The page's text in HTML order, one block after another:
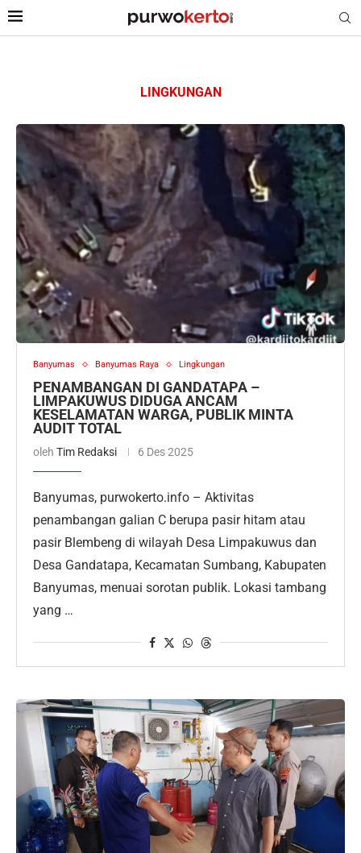
LINGKUNGAN
Banyumas Banyumas Raya Lingkungan
PENAMBANGAN DI GANDATAPA –
LIMPAKUWUS DIDUGA ANCAM
KESELAMATAN WARGA, PUBLIK MINTA
AUDIT TOTAL
oleh Tim Redaksi 6 Des 2025
Banyumas, purwokerto.info – Aktivitas
penambangan galian C berupa pasir hitam atau
pasir Blembeng di wilayah Desa Limpakuwus dan
Desa Gandatapa, Kecamatan Sumbang, Kabupaten
Banyumas, menuai sorotan publik. Lokasi tambang
yang …